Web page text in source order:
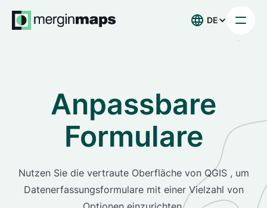
DE
Anpassbare
Formulare
Nutzen Sie die vertraute Oberfläche von QGIS , um
Datenerfassungsformulare mit einer Vielzahl von